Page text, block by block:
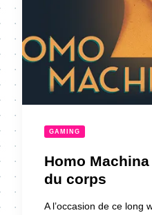
GAMING
Homo
du corps
A l’occasion de ce long